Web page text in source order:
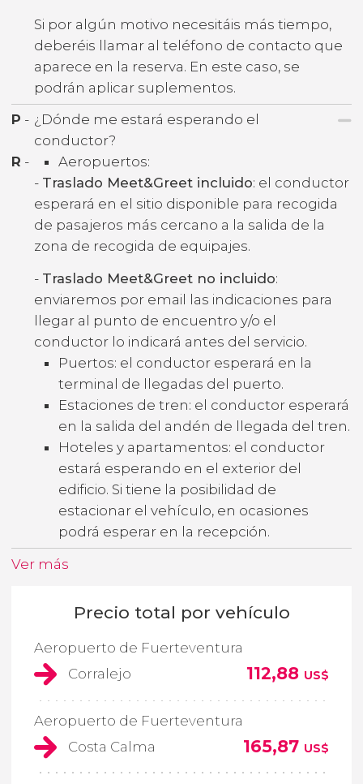
Si por algún motivo necesitáis más tiempo,
deberéis llamar al teléfono de contacto que
aparece en la reserva. En este caso, se
podrán aplicar suplementos.
P - ¿Dónde me estará esperando el
conductor?
R -
Aeropuertos:
- Traslado Meet&Greet incluido: el conductor
esperará en el sitio disponible para recogida
de pasajeros más cercano a la salida de la
zona de recogida de equipajes.
- Traslado Meet&Greet no incluido:
enviaremos por email las indicaciones para
llegar al punto de encuentro y/o el
conductor lo indicará antes del servicio.
Puertos: el conductor esperará en la
terminal de llegadas del puerto.
Estaciones de tren: el conductor esperará
en la salida del andén de llegada del tren.
Hoteles y apartamentos: el conductor
estará esperando en el exterior del
edificio. Si tiene la posibilidad de
estacionar el vehículo, en ocasiones
podrá esperar en la recepción.
Ver más
Precio total por vehículo
Aeropuerto de Fuerteventura
Corralejo
112,88 US$
Aeropuerto de Fuerteventura
Costa Calma
165,87 US$